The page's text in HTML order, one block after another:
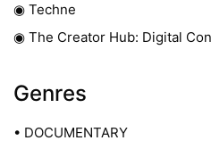
◉ Techne
◉ The Creator Hub: Digital
Genres
• DOCUMENTARY